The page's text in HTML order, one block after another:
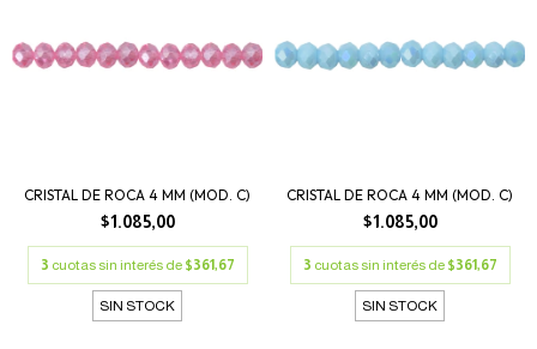
CRISTAL DE ROCA 4 MM (MOD. C)
$1.085,00
3 cuotas sin interés de $361,67
SIN STOCK
CRISTAL DE ROCA 4 MM (MOD. C)
$1.085,00
3 cuotas sin interés de $361,67
SIN STOCK